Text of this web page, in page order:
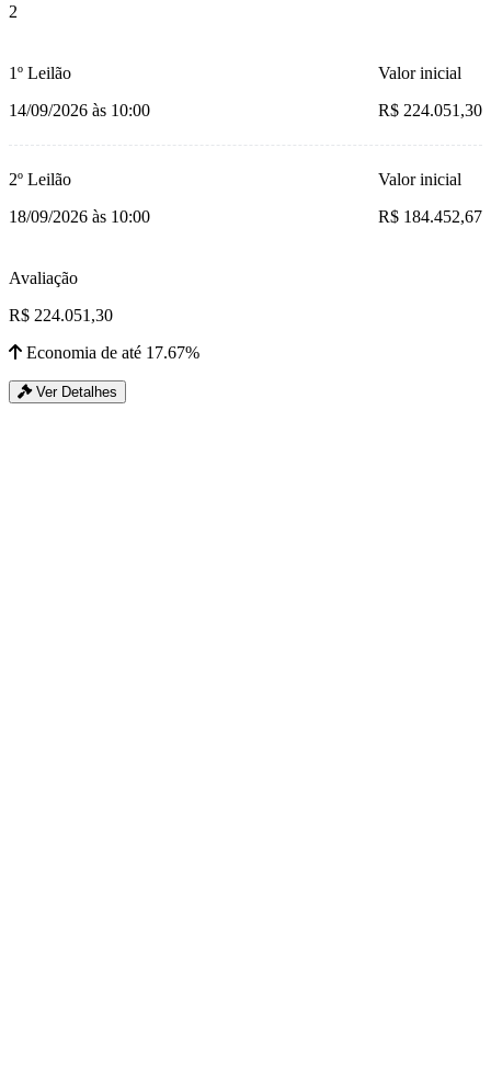
2
1º Leilão
14/09/2026 às 10:00
Valor inicial
R$ 224.051,30
2º Leilão
18/09/2026 às 10:00
Valor inicial
R$ 184.452,67
Avaliação
R$ 224.051,30
Economia de até 17.67%
Ver Detalhes